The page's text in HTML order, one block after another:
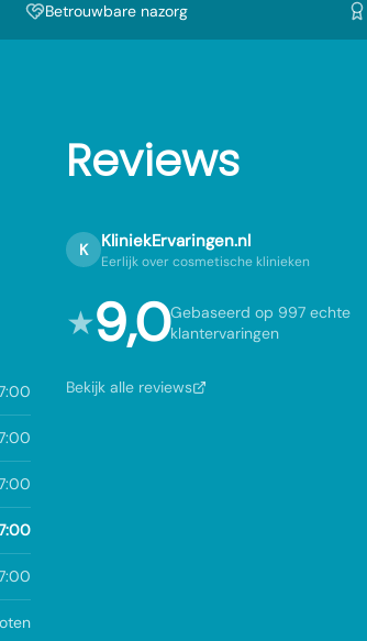
Betrouwbare nazorg
Reviews
K KliniekErvaringen.nl
Eerlijk over cosmetische klinieken
★9,0Gebaseerd op 997 echte
klantervaringen
Bekijk alle reviews